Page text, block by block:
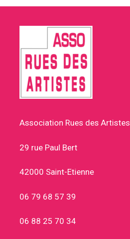
Association Rues des Artistes
29 rue Paul Bert
42000 Saint-Etienne
06 79 68 57 39
06 88 25 70 34